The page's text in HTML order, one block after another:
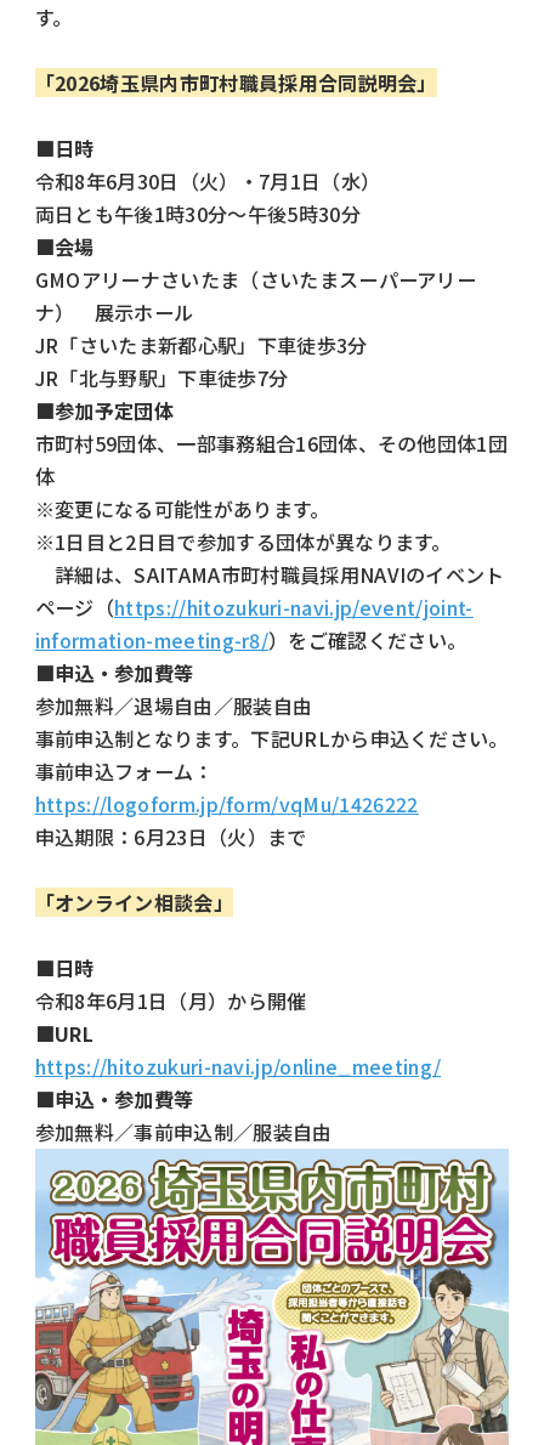
す。
「2026埼玉県内市町村職員採用合同説明会」
■日時
令和8年6月30日（火）・7月1日（水）
両日とも午後1時30分～午後5時30分
■会場
GMOアリーナさいたま（さいたまスーパーアリー
ナ） 展示ホール
JR「さいたま新都心駅」下車徒歩3分
JR「北与野駅」下車徒歩7分
■参加予定団体
市町村59団体、一部事務組合16団体、その他団体1団
体
※変更になる可能性があります。
※1日目と2日目で参加する団体が異なります。
詳細は、SAITAMA市町村職員採用NAVIのイベント
ページ（https://hitozukuri-navi.jp/event/joint-
information-meeting-r8/）をご確認ください。
■申込・参加費等
参加無料／退場自由／服装自由
事前申込制となります。下記URLから申込ください。
事前申込フォーム：
https://logoform.jp/form/vqMu/1426222
申込期限：6月23日（火）まで
「オンライン相談会」
■日時
令和8年6月1日（月）から開催
■URL
https://hitozukuri-navi.jp/online_meeting/
■申込・参加費等
参加無料／事前申込制／服装自由